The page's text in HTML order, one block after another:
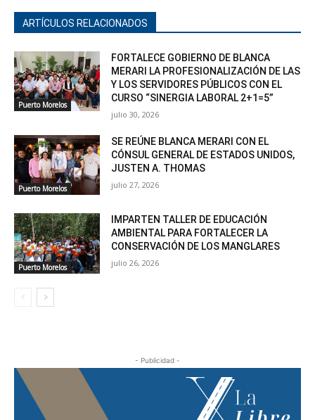
ARTÍCULOS RELACIONADOS
Puerto Morelos
FORTALECE GOBIERNO DE BLANCA
MERARI LA PROFESIONALIZACIÓN DE LAS
Y LOS SERVIDORES PÚBLICOS CON EL
CURSO “SINERGIA LABORAL 2+1=5”
julio 30, 2026
Puerto Morelos
SE REÚNE BLANCA MERARI CON EL
CÓNSUL GENERAL DE ESTADOS UNIDOS,
JUSTEN A. THOMAS
julio 27, 2026
Puerto Morelos
IMPARTEN TALLER DE EDUCACIÓN
AMBIENTAL PARA FORTALECER LA
CONSERVACIÓN DE LOS MANGLARES
julio 26, 2026
- Publicidad -